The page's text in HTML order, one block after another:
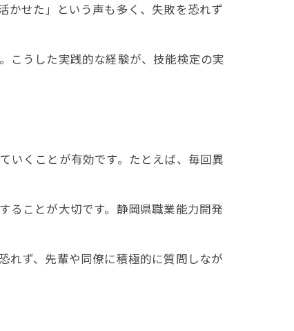
かせた」という声も多く、失敗を恐れず
こうした実践的な経験が、技能検定の実
いくことが有効です。たとえば、毎回異
ることが大切です。静岡県職業能力開発
れず、先輩や同僚に積極的に質問しなが